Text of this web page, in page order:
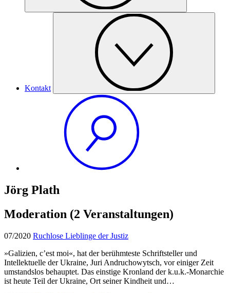
Kontakt
Jörg Plath
Moderation (2 Veranstaltungen)
07/2020 Ruchlose Lieblinge der Justiz
»Galizien, c’est moi«, hat der berühmteste Schriftsteller und
Intellektuelle der Ukraine, Juri Andruchowytsch, vor einiger Zeit
umstandslos behauptet. Das einstige Kronland der k.u.k.-Monarchie
ist heute Teil der Ukraine, Ort seiner Kindheit und…